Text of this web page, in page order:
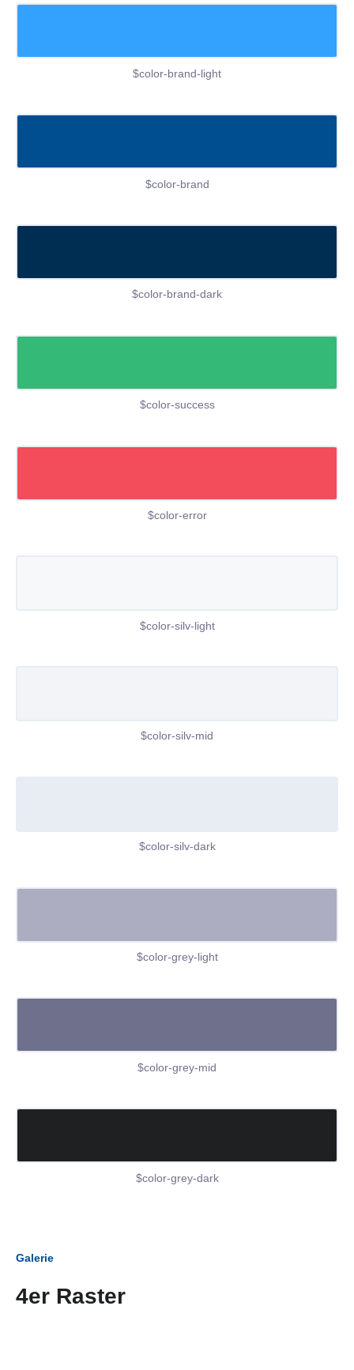
$color-brand-light
$color-brand
$color-brand-dark
$color-success
$color-error
$color-silv-light
$color-silv-mid
$color-silv-dark
$color-grey-light
$color-grey-mid
$color-grey-dark
Galerie
4er Raster